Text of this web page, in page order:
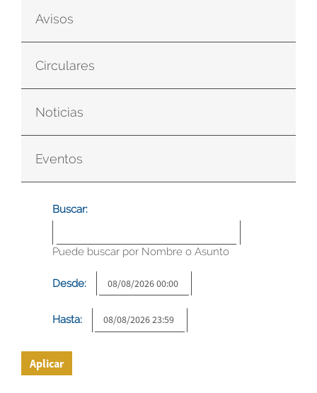
Avisos
Circulares
Noticias
Eventos
Buscar:
Puede buscar por Nombre o Asunto
Desde:
Hasta:
Aplicar